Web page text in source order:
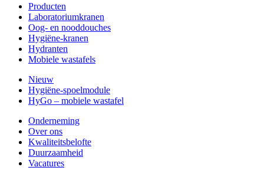
Producten
Laboratoriumkranen
Oog- en nooddouches
Hygiëne-kranen
Hydranten
Mobiele wastafels
Nieuw
Hygiëne-spoelmodule
HyGo – mobiele wastafel
Onderneming
Over ons
Kwaliteitsbelofte
Duurzaamheid
Vacatures